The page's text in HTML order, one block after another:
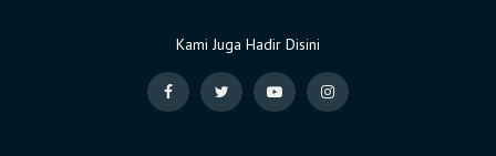
Kami Juga Hadir Disini